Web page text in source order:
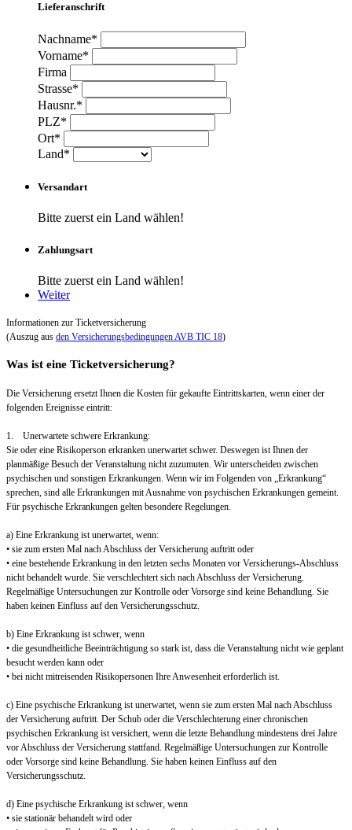
Lieferanschrift
Nachname*
Vorname*
Firma
Strasse*
Hausnr.*
PLZ*
Ort*
Land*
Versandart
Bitte zuerst ein Land wählen!
Zahlungsart
Bitte zuerst ein Land wählen!
Weiter
Informationen zur Ticketversicherung
(Auszug aus den Versicherungsbedingungen AVB TIC 18)
Was ist eine Ticketversicherung?
Die Versicherung ersetzt Ihnen die Kosten für gekaufte Eintrittskarten, wenn einer der
folgenden Ereignisse eintritt:
1. Unerwartete schwere Erkrankung:
Sie oder eine Risikoperson erkranken unerwartet schwer. Deswegen ist Ihnen der
planmäßige Besuch der Veranstaltung nicht zuzumuten. Wir unterscheiden zwischen
psychischen und sonstigen Erkrankungen. Wenn wir im Folgenden von „Erkrankung“
sprechen, sind alle Erkrankungen mit Ausnahme von psychischen Erkrankungen gemeint.
Für psychische Erkrankungen gelten besondere Regelungen.
a) Eine Erkrankung ist unerwartet, wenn:
• sie zum ersten Mal nach Abschluss der Versicherung auftritt oder
• eine bestehende Erkrankung in den letzten sechs Monaten vor Versicherungs-Abschluss
nicht behandelt wurde. Sie verschlechtert sich nach Abschluss der Versicherung.
Regelmäßige Untersuchungen zur Kontrolle oder Vorsorge sind keine Behandlung. Sie
haben keinen Einfluss auf den Versicherungsschutz.
b) Eine Erkrankung ist schwer, wenn
• die gesundheitliche Beeinträchtigung so stark ist, dass die Veranstaltung nicht wie geplant
besucht werden kann oder
• bei nicht mitreisenden Risikopersonen Ihre Anwesenheit erforderlich ist.
c) Eine psychische Erkrankung ist unerwartet, wenn sie zum ersten Mal nach Abschluss
der Versicherung auftritt. Der Schub oder die Verschlechterung einer chronischen
psychischen Erkrankung ist versichert, wenn die letzte Behandlung mindestens drei Jahre
vor Abschluss der Versicherung stattfand. Regelmäßige Untersuchungen zur Kontrolle
oder Vorsorge sind keine Behandlung. Sie haben keinen Einfluss auf den
Versicherungsschutz.
d) Eine psychische Erkrankung ist schwer, wenn
• sie stationär behandelt wird oder